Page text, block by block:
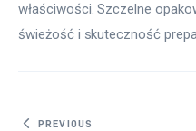
właściwości. Szczelne
świeżość i skuteczność
PREVIOUS